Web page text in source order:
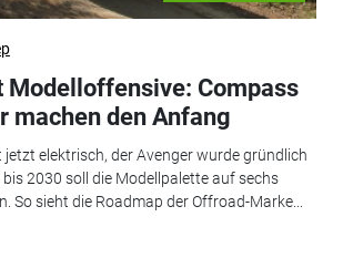
Modelloffensive: Compass
machen den Anfang
jetzt elektrisch, der Avenger wurde gründlich
2030 soll die Modellpalette auf sechs
So sieht die Roadmap der Offroad-Marke...